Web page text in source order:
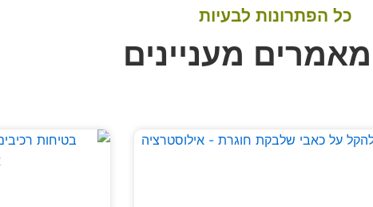
כל הפתרונות לבעיות
מעניינים